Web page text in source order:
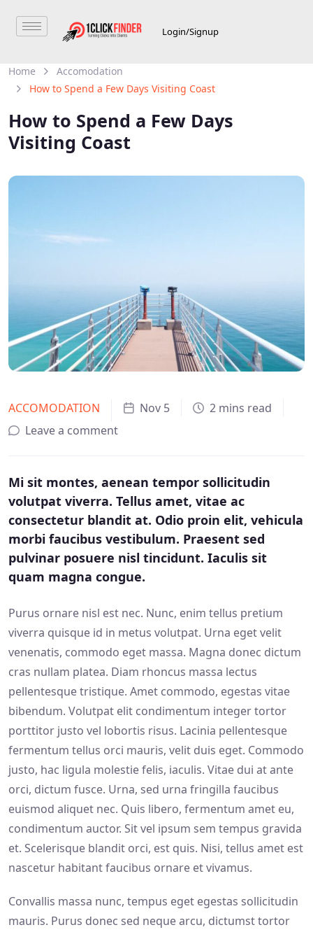
Login/Signup
Home
Accomodation
How to Spend a Few Days Visiting Coast
How to Spend a Few Days
Visiting Coast
ACCOMODATION Nov 5
2 mins read
Leave a comment
Mi sit montes, aenean tempor sollicitudin
volutpat viverra. Tellus amet, vitae ac
consectetur blandit at. Odio proin elit, vehicula
morbi faucibus vestibulum. Praesent sed
pulvinar posuere nisl tincidunt. Iaculis sit
quam magna congue.
Purus ornare nisl est nec. Nunc, enim tellus pretium
viverra quisque id in metus volutpat. Urna eget velit
venenatis, commodo eget massa. Magna donec dictum
cras nullam platea. Diam rhoncus massa lectus
pellentesque tristique. Amet commodo, egestas vitae
bibendum. Volutpat elit condimentum integer tortor
porttitor justo vel lobortis risus. Lacinia pellentesque
fermentum tellus orci mauris, velit duis eget. Commodo
justo, hac ligula molestie felis, iaculis. Vitae dui at ante
orci, dictum fusce. Urna, sed urna fringilla faucibus
euismod aliquet nec. Quis libero, fermentum amet eu,
condimentum auctor. Sit vel ipsum sem tempus gravida
et. Scelerisque blandit orci, est quis. Nisi, tellus amet est
nascetur habitant faucibus ornare et vivamus.
Convallis massa nunc, tempus eget egestas sollicitudin
mauris. Purus donec sed neque arcu, dictumst tortor